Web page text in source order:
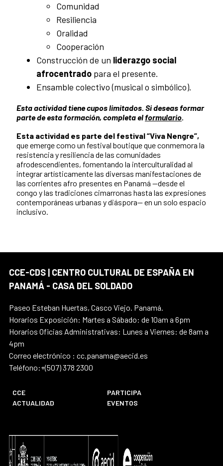
Comunidad
Resiliencia
Oralidad
Cooperación
Construcción de un liderazgo social
afrocentrado para el presente.
Ensamble colectivo (musical o simbólico).
Esta actividad tiene cupos limitados. Si deseas formar
parte de esta formación, completa el formulario.
Esta actividad es parte del festival “Viva Nengre”,
queemerge como un festival boutique que conmemora la
resistencia y resiliencia de las comunidades
afrodescendientes, fomentando la interculturalidad al
integrar artísticamente las diversas manifestaciones de
las corrientes afro presentes en Panamá —desde el
congo y las tradiciones cimarronas hasta las expresiones
contemporáneas urbanas y diáspora— en un solo espacio
inclusivo.
CCE-CDS | CENTRO CULTURAL DE ESPAÑA EN
PANAMÁ - CASA DEL SOLDADO
Paseo Esteban Huertas, Casco Viejo. Panamá.
Horarios Exposición: Martes a Sábado: de 10am a 6pm
Horarios Oficias Administrativas: Lunes a Viernes: de 8am a
4pm
Correo electrónico : cc.panama@aecid.es
Teléfono:+(507) 378 2300
CCE
PARTICIPA
ACTUALIDAD
EVENTOS